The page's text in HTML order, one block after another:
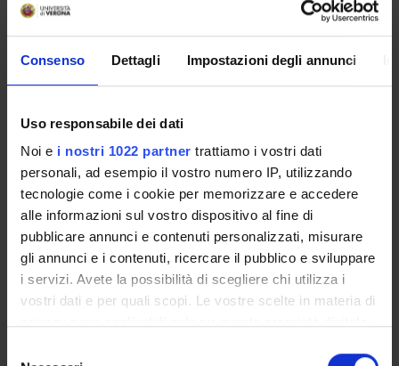
Consenso Dettagli Impostazioni degli annunci
Uso responsabile dei dati
Noi e i nostri 1022 partner trattiamo i vostri dati
personali, ad esempio il vostro numero IP, utilizzando
tecnologie come i cookie per memorizzare e accedere
alle informazioni sul vostro dispositivo al fine di
pubblicare annunci e contenuti personalizzati, misurare
gli annunci e i contenuti, ricercare il pubblico e sviluppare
i servizi. Avete la possibilità di scegliere chi utilizza i
vostri dati e per quali scopi. Le vostre scelte in materia di
SPONSORS:
Funds:assigned and managed by the department
Syllabus:ENTI.RIC - Finanziamento da enti vari per la
PROJECT PARTICIPANTS
Simone Accordini
Associate Professor
Francesca Belpinati
Technical-administrative staff